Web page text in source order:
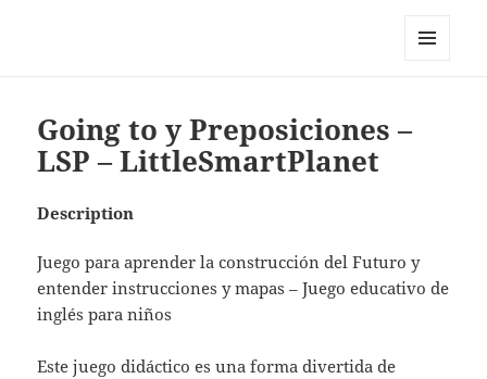
Going to y Preposiciones –
LSP – LittleSmartPlanet
Description
Juego para aprender la construcción del Futuro y
entender instrucciones y mapas – Juego educativo de
inglés para niños
Este juego didáctico es una forma divertida de